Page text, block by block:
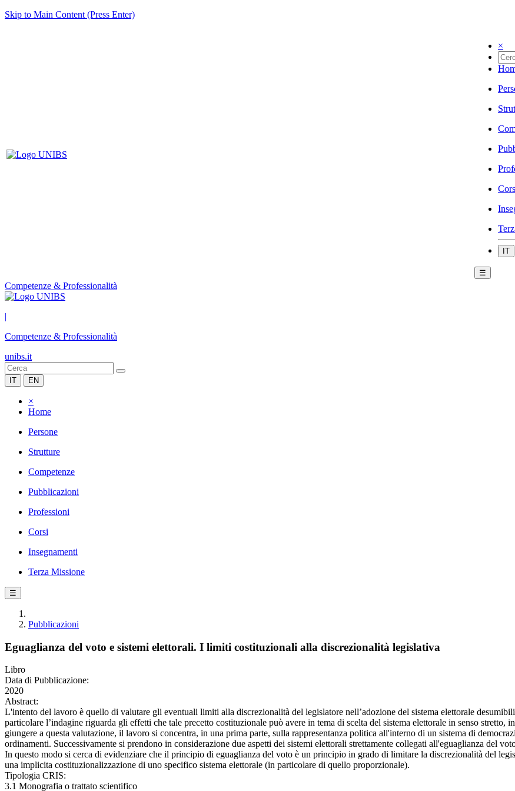
Skip to Main Content (Press Enter)
×
IT
☰
Competenze & Professionalità
|
Competenze & Professionalità
unibs.it
IT EN
×
Home
Persone
Strutture
Competenze
Pubblicazioni
Professioni
Corsi
Insegnamenti
Terza Missione
☰
Pubblicazioni
Eguaglianza del voto e sistemi elettorali. I limiti costituzionali alla discrezionalità legislativa
Libro
Data di Pubblicazione:
2020
Abstract:
L'intento del lavoro è quello di valutare gli eventuali limiti alla discrezionalità del legislatore nell’adozione del sistema elettorale
particolare l’indagine riguarda gli effetti che tale precetto costituzionale può avere in tema di scelta del sistema elettorale in senso
giungere a questa valutazione, il lavoro si concentra, in una prima parte, sulla rappresentanza politica all'interno di un sistema di
ordinamenti. Successivamente si prendono in considerazione due aspetti dei sistemi elettorali strettamente collegati all'eguaglianza del
In questo modo si cerca di evidenziare che il principio di eguaglianza del voto è un principio in grado di limitare la discrezionalità del
una implicita costituzionalizzazione di uno specifico sistema elettorale (in particolare di quello proporzionale).
Tipologia CRIS:
3.1 Monografia o trattato scientifico